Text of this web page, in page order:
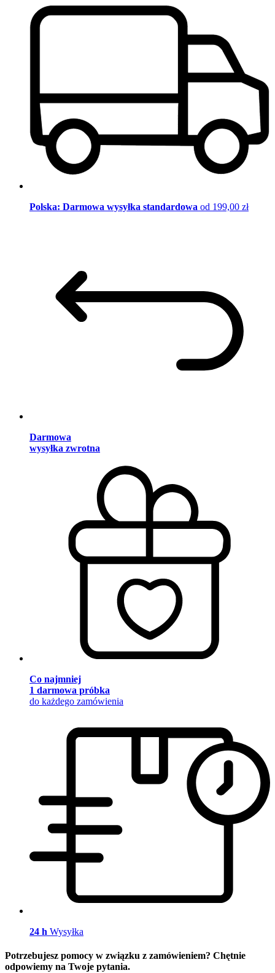
Polska: Darmowa wysyłka standardowa od 199,00 zł
Darmowa
wysyłka zwrotna
Co najmniej
1 darmowa próbka
do każdego zamówienia
24 h Wysyłka
Potrzebujesz pomocy w związku z zamówieniem? Chętnie
odpowiemy na Twoje pytania.